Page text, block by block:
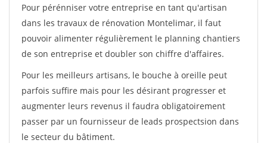
Pour pérénniser votre entreprise en tant qu'artisan
dans les travaux de rénovation Montelimar, il faut
pouvoir alimenter régulièrement le planning chantiers
de son entreprise et doubler son chiffre d'affaires.
Pour les meilleurs artisans, le bouche à oreille peut
parfois suffire mais pour les désirant progresser et
augmenter leurs revenus il faudra obligatoirement
passer par un fournisseur de leads prospectsion dans
le secteur du bâtiment.